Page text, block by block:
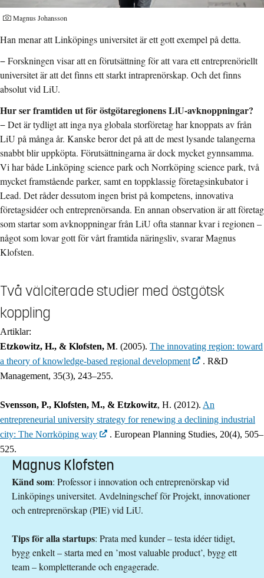
Fotograf:
Magnus Johansson
Han menar att Linköpings universitet är ett gott exempel på detta.
− Forskningen visar att en förutsättning för att vara ett entreprenöriellt
universitet är att det finns ett starkt intraprenörskap. Och det finns
absolut vid LiU.
Hur ser framtiden ut för östgötaregionens LiU-avknoppningar?
− Det är tydligt att inga nya globala storföretag har knoppats av från
LiU på många år. Kanske beror det på att de mest lysande talangerna
snabbt blir uppköpta. Förutsättningarna är dock mycket gynnsamma.
Vi har både Linköping science park och Norrköping science park, två
mycket framstående parker, samt en toppklassig företagsinkubator i
Lead. Det råder dessutom ingen brist på kompetens, innovativa
företagsidéer och entreprenörsanda. En annan observation är att företag
som startar som avknoppningar från LiU ofta stannar kvar i regionen –
något som lovar gott för vårt framtida näringsliv, svarar Magnus
Klofsten.
Två välciterade studier med östgötsk
koppling
Artiklar:
Etzkowitz, H., & Klofsten, M. (2005). The innovating region: toward
a theory of knowledge‐based regional development
. R&D
Management, 35(3), 243–255.
Svensson, P., Klofsten, M., & Etzkowitz, H. (2012). An
entrepreneurial university strategy for renewing a declining industrial
city: The Norrköping way
. European Planning Studies, 20(4), 505–
525.
Magnus Klofsten
Känd som: Professor i innovation och entreprenörskap vid
Linköpings universitet. Avdelningschef för Projekt, innovationer
och entreprenörskap (PIE) vid LiU.
Tips för alla startups: Prata med kunder – testa idéer tidigt,
bygg enkelt – starta med en ’most valuable product’, bygg ett
team – kompletterande och engagerade.